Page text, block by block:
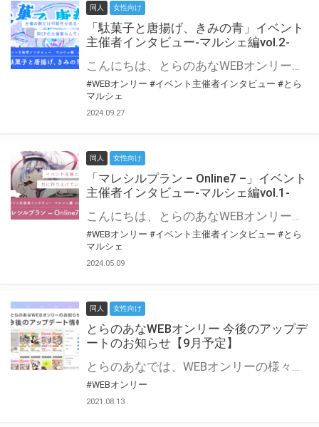
同人 女性向け
「駄菓子と唐揚げ、きみの青」イベント
主催者インタビュー-マルシェ編vol.2-
こんにちは、とらのあなWEBオンリー運営スタッフです。 新たにお届けする、イベント主催者インタビュー-マルシェ編-は、 とらのあなWEBオンリー「マルシェ」をご利用の主催様に 「マルシェ」を使ってイベントを開催した感想や心がけをお聞きする企画です。 今回は、WEBオンリー初開催「駄菓子と唐揚げ、きみの青」より、 主催のぎこ六屋様にお話を伺いました。 協力：ぎこ六屋様／イベント公式Twitter（@krkgwks） とらのあなWEBオンリー「マルシェ」とは？ WEBオンリーでリアルタイムでコミュニケーションがとれるオンライン会場です。
#WEBオンリー #イベント主催者インタビュー #とら
マルシェ
2024.09.27
同人 女性向け
「マレシルプラン – Online7 –」イベント
主催者インタビュー-マルシェ編vol.1-
こんにちは、とらのあなWEBオンリー運営スタッフです。 新たにお届けする、イベント主催者インタビュー-マルシェ編-は、 とらのあなWEBオンリー「マルシェ」をご利用した主催様に 「マルシェ」を使って開催した感想や心がけをお聞きする企画です。 今回は、WEBオンリー開催7回目迎えた「マレシルプラン – Online7 –」より、 主催の玉川うた様にお話を伺いました。 ▼マレシルプランのインタビュー前回記事 「イベント主催者インタビュー vol.6」はこちら 協力：玉川うた様（マレシルプラン実行委員会 代表）／イベント公式Twitter（@mallesil_plan） とらのあなWEBオンリー「マルシェ」とは？ WEBオンリーでリアルタイムでコミュニケーションがとれるオンライン会場です。
#WEBオンリー #イベント主催者インタビュー #とら
マルシェ
2024.05.09
同人 女性向け
とらのあなWEBオンリー 今後のアップデ
ートのお知らせ【9月予定】
とらのあなでは、WEBオンリーの様々な支援を実施しています。 今回は2021年9月に実装を予定しているアップデート情報についてご紹介いたします。 とらのあなWEBオンリーサイトはこちら
#WEBオンリー
2021.08.13